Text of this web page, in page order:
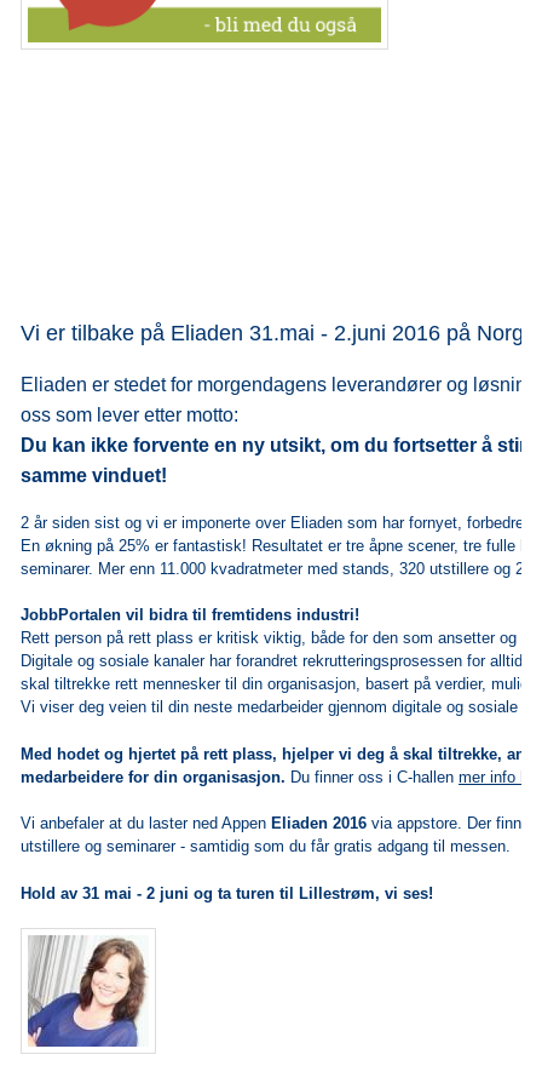
Vi er tilbake på Eliaden31.mai - 2.juni 2016 på
Eliaden er stedet for morgendagens leverandører og
oss som lever etter motto:
Du kan ikke forvente en ny utsikt, om du fortsetter å
samme vinduet!
2 år siden sist og vi er imponerte over Eliaden som har fornyet, forbedret
En økning på 25% er fantastisk! Resultatet er tre åpne scener, tre fulle
seminarer. Mer enn 11.000 kvadratmetermed stands, 320 utstillere og
JobbPortalen vil bidra til fremtidens industri!
Rett person på rett plass er kritisk viktig, både for den som ansetter og
Digitale og sosiale kanaler har forandret rekrutteringsprosessen for alltid.
skal tiltrekke rett mennesker til din organisasjon, basert på verdier,
Vi viser deg veien til din neste medarbeider gjennom digitale og sosiale
Med hodet og hjertet på rett plass, hjelper vi deg å skal tiltrekke,
medarbeidere for din organisasjon. Du finner oss i C-hallenmer info her
Vi anbefaler at du laster ned Appen Eliaden 2016 via appstore. Der
utstillere og seminarer - samtidig som du får gratis adgang til messen.
Hold av 31 mai - 2 juni og ta turen til Lillestrøm, vi ses!